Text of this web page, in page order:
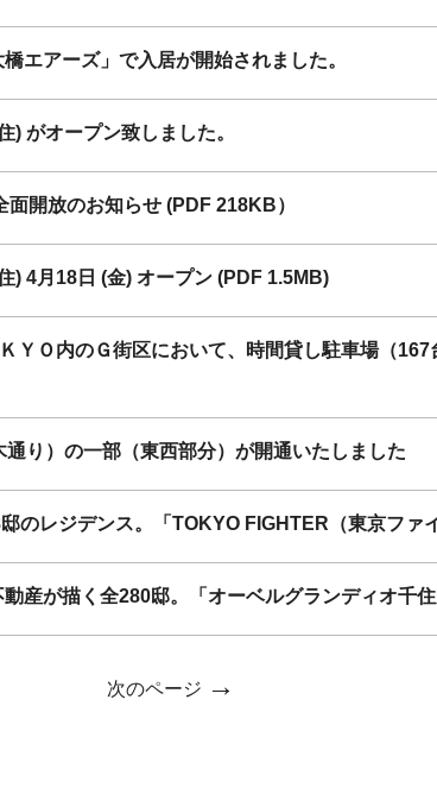
エアーズ」で入居が開始されました。
) がオープン致しました。
開放のお知らせ (PDF 218KB）
) 4月18日 (金) オープン (PDF 1.5MB)
ＹＯ内のＧ街区において、時間貸し駐車場（
り）の一部（東西部分）が開通いたしました
のレジデンス。「TOKYO FIGHTER（東京ファ
産が描く全280邸。「オーベルグランディオ千住
次のページ →